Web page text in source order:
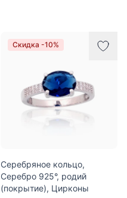
Скидка -10%
Серебряное кольцо,
Серебро 925°, родий
(покрытие), Цирконы